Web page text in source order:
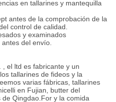
en tallarines y mantequilla
antes de la comprobación de la
control de calidad.
y examinados
del envío.
el ltd es fabricante y un
tallarines de fideos y la
varias fábricas, tallarines
en Fujian, butter del
Qingdao.For y la comida